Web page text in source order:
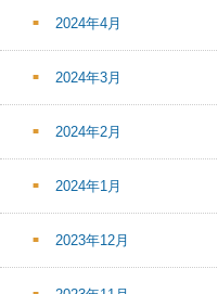
2024年4月
2024年3月
2024年2月
2024年1月
2023年12月